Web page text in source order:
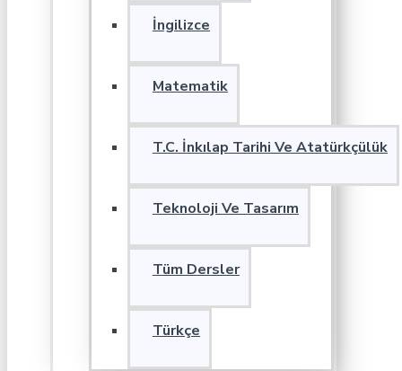
İngilizce
Matematik
T.C. İnkılap Tarihi Ve Atatürkçülük
Teknoloji Ve Tasarım
Tüm Dersler
Türkçe